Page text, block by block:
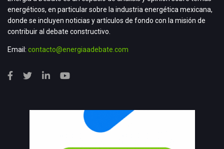
energéticos, en particular sobre la industria energética mexicana,
donde se incluyen noticias y artículos de fondo con la misión de
contribuir al debate constructivo.
Email: contacto@energiaadebate.com